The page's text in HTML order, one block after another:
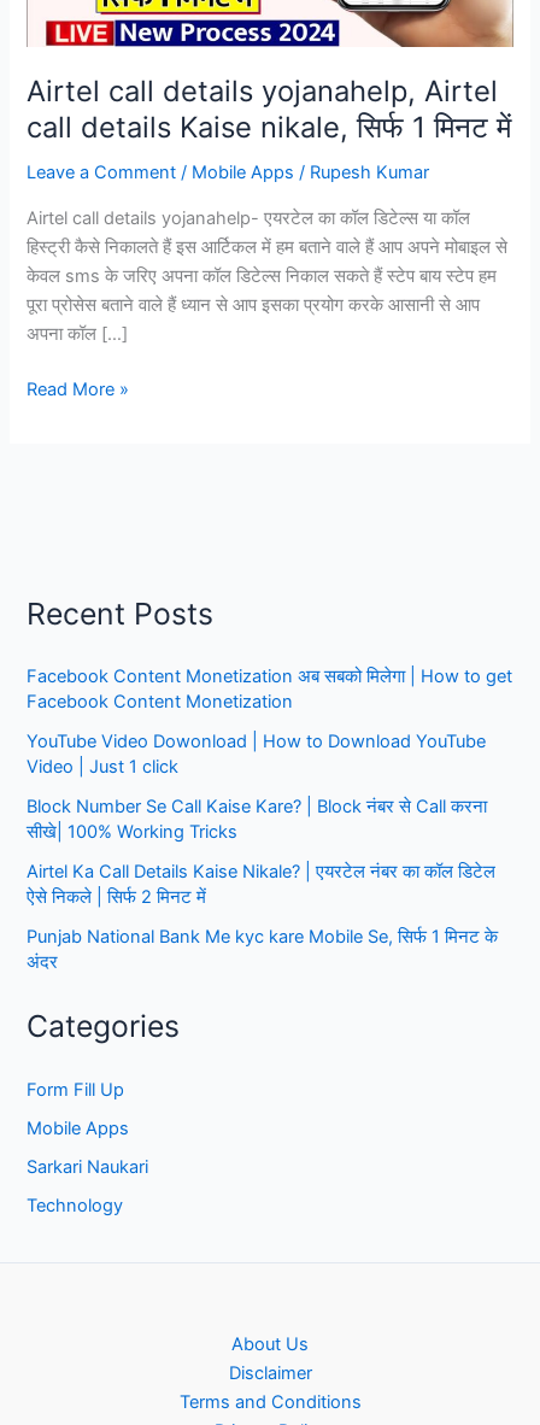
Airtel call details yojanahelp, Airtel
call details Kaise nikale, सिर्फ 1 मिनट में
Leave a Comment / Mobile Apps / Rupesh Kumar
Airtel call details yojanahelp- एयरटेल का कॉल डिटेल्स या कॉल
हिस्ट्री कैसे निकालते हैं इस आर्टिकल में हम बताने वाले हैं आप अपने मोबाइल से
केवल sms के जरिए अपना कॉल डिटेल्स निकाल सकते हैं स्टेप बाय स्टेप हम
पूरा प्रोसेस बताने वाले हैं ध्यान से आप इसका प्रयोग करके आसानी से आप
अपना कॉल […]
Airtel
nikale,
1
मिनट
में
Read More »
Recent Posts
Facebook Content Monetization अब सबको मिलेगा | How to get
Facebook Content Monetization
YouTube Video Dowonload | How to Download YouTube
Video | Just 1 click
Block Number Se Call Kaise Kare? | Block नंबर से Call करना
सीखे| 100% Working Tricks
Airtel Ka Call Details Kaise Nikale? | एयरटेल नंबर का कॉल डिटेल
ऐसे निकले | सिर्फ 2 मिनट में
Punjab National Bank Me kyc kare Mobile Se, सिर्फ 1 मिनट के
अंदर
Categories
Form Fill Up
Mobile Apps
Sarkari Naukari
Technology
About Us
Disclaimer
Terms and Conditions